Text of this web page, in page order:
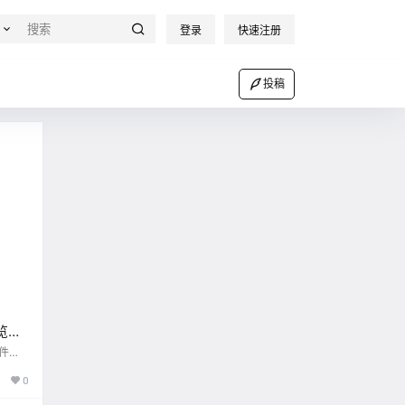
登录 快速注册
投稿
王
代
至今0